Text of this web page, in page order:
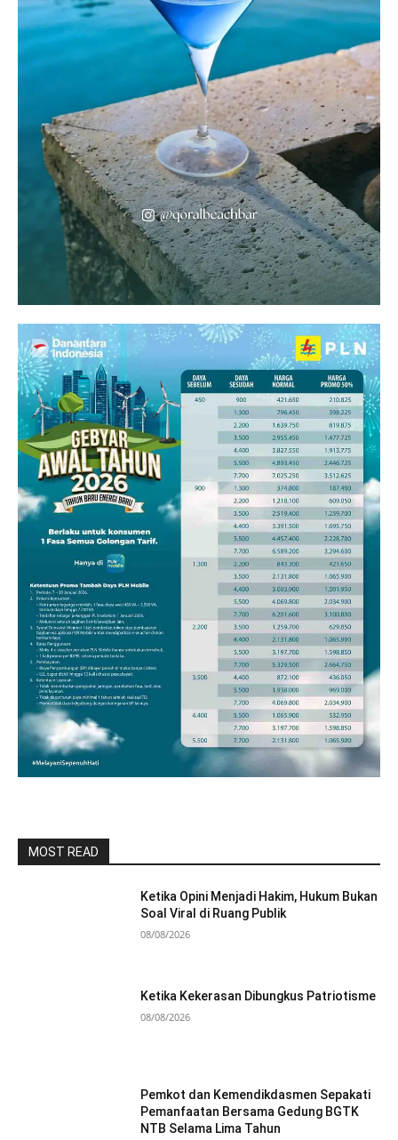
MOST READ
Ketika Opini Menjadi Hakim, Hukum Bukan
Soal Viral di Ruang Publik
08/08/2026
Ketika Kekerasan Dibungkus Patriotisme
08/08/2026
Pemkot dan Kemendikdasmen Sepakati
Pemanfaatan Bersama Gedung BGTK
NTB Selama Lima Tahun